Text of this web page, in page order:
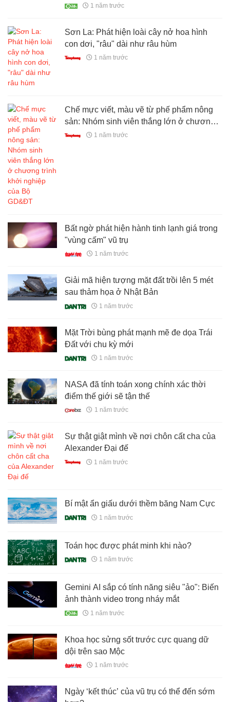
1 năm trước
Sơn La: Phát hiện loài cây nở hoa hình
con dơi, "râu" dài như râu hùm
1 năm trước
Chế mực viết, màu vẽ từ phế phẩm nông
sản: Nhóm sinh viên thắng lớn ở chương
trình khởi nghiệp của Bộ GD&ĐT
1 năm trước
Bất ngờ phát hiện hành tinh lạnh giá trong
"vùng cấm" vũ trụ
1 năm trước
Giải mã hiện tượng mặt đất trồi lên 5 mét
sau thảm họa ở Nhật Bản
1 năm trước
Mặt Trời bùng phát mạnh mẽ đe dọa Trái
Đất với chu kỳ mới
1 năm trước
NASA đã tính toán xong chính xác thời
điểm thế giới sẽ tận thế
1 năm trước
Sự thật giật mình về nơi chôn cất cha của
Alexander Đại đế
1 năm trước
Bí mật ẩn giấu dưới thềm băng Nam Cực
1 năm trước
Toán học được phát minh khi nào?
1 năm trước
Gemini AI sắp có tính năng siêu "ảo": Biến
ảnh thành video trong nháy mắt
1 năm trước
Khoa học sửng sốt trước cực quang dữ
dội trên sao Mộc
1 năm trước
Ngày ‘kết thúc’ của vũ trụ có thể đến sớm